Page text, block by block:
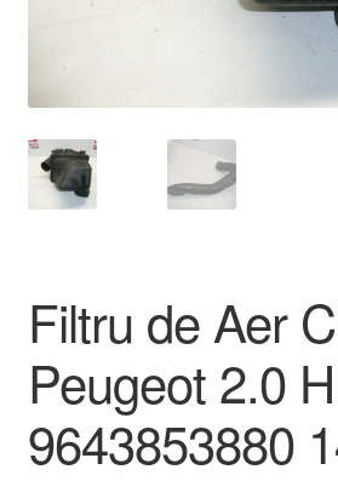
Livrare în toată lumea
Plățile
Termeni si conditii
Filtru de Aer
Peugeot 2.0
9643853880